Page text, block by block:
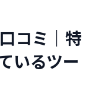
コミ｜特
いるツー